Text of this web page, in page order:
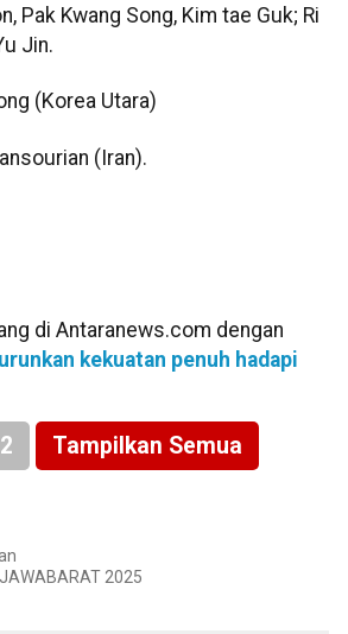
Pak Kwang Song, Kim tae Guk; Ri
Jin.
(Korea Utara)
(Iran).
di Antaranews.com dengan
kekuatan penuh hadapi
2 Tampilkan Semua
2025